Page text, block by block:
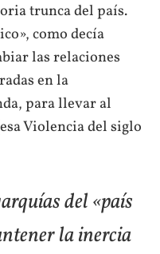
trunca del país.
como decía
las relaciones
en la
para llevar al
Violencia del siglo
del «país
la inercia